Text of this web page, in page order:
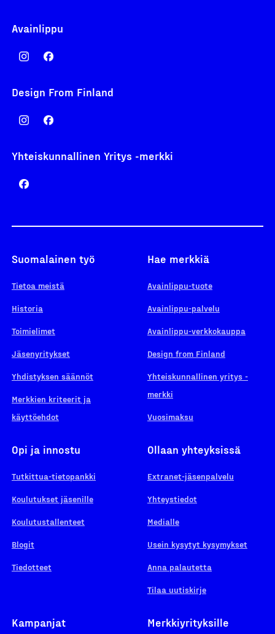
Avainlippu
Design From Finland
Yhteiskunnallinen Yritys -merkki
Suomalainen työ
Tietoa meistä
Historia
Toimielimet
Jäsenyritykset
Yhdistyksen säännöt
Merkkien kriteerit ja
käyttöehdot
Hae merkkiä
Avainlippu-tuote
Avainlippu-palvelu
Avainlippu-verkkokauppa
Design from Finland
Yhteiskunnallinen yritys -
merkki
Vuosimaksu
Opi ja innostu
Tutkittua-tietopankki
Koulutukset jäsenille
Koulutustallenteet
Blogit
Tiedotteet
Ollaan yhteyksissä
Extranet-jäsenpalvelu
Yhteystiedot
Medialle
Usein kysytyt kysymykset
Anna palautetta
Tilaa uutiskirje
Kampanjat Merkkiyrityksille